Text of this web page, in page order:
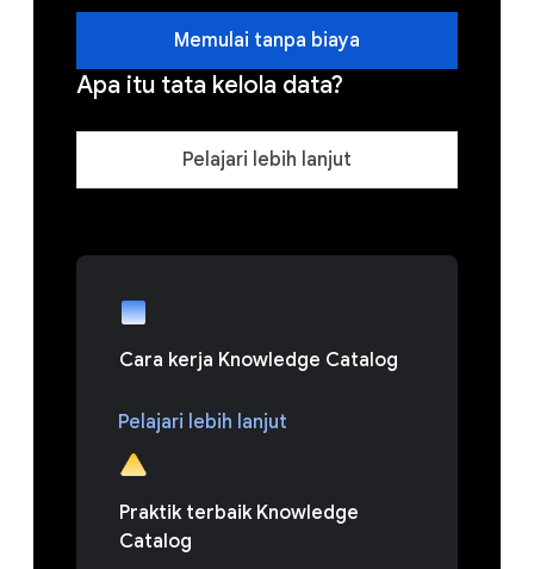
Memulai tanpa biaya
Apa itu tata kelola data?
Pelajari lebih lanjut
Cara kerja Knowledge Catalog
Pelajari lebih lanjut
Praktik terbaik Knowledge
Catalog